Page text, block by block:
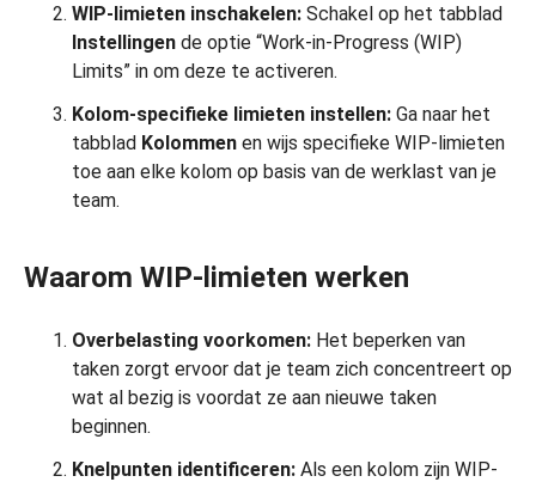
WIP-limieten inschakelen: Schakel op het tabblad
Instellingen de optie “Work-in-Progress (WIP)
Limits” in om deze te activeren.
Kolom-specifieke limieten instellen: Ga naar het
tabblad Kolommen en wijs specifieke WIP-limieten
toe aan elke kolom op basis van de werklast van je
team.
Waarom WIP-limieten werken
Overbelasting voorkomen: Het beperken van
taken zorgt ervoor dat je team zich concentreert op
wat al bezig is voordat ze aan nieuwe taken
beginnen.
Knelpunten identificeren: Als een kolom zijn WIP-